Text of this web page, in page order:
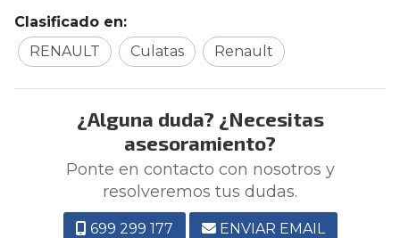
Clasificado en:
RENAULT
Culatas Renault
¿Alguna duda? ¿Necesitas
asesoramiento?
Ponte en contacto con nosotros y
resolveremos tus dudas.
699 299 177 ENVIAR EMAIL